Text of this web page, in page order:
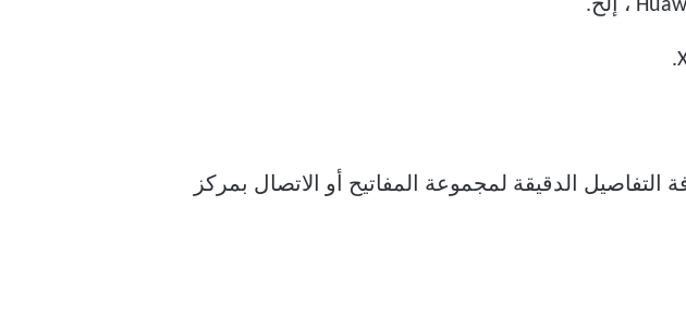
الدقيقة لمجموعة المفاتيح أو الاتصال بمركز